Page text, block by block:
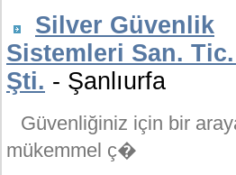
Silver Güvenlik
Sistemleri San.
Şti. - Şanlıurfa
Güvenliğiniz için bir
mükemmel ç�